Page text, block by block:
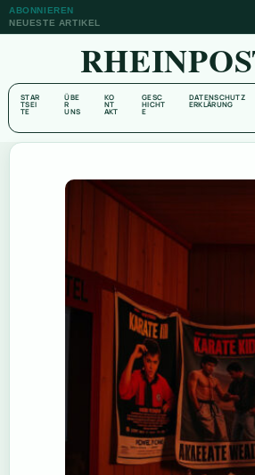
ABONNIEREN
NEUESTE ARTIKEL
STAR
TSEI
TE
ÜBE
R
UNS
KO
NT
AKT
GESC
HICHT
E
DATENSCHUTZ
ERKLÄRUNG